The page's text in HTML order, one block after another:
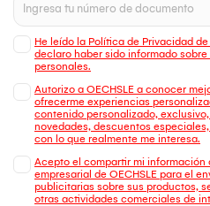
He leído la Política de Privacidad
declaro haber sido informado
personales.
Autorizo a OECHSLE a conocer
ofrecerme experiencias
contenido personalizado,
novedades, descuentos
con lo que realmente me interesa.
Acepto el compartir mi información
empresarial de OECHSLE para el
publicitarias sobre sus productos,
otras actividades comerciales de